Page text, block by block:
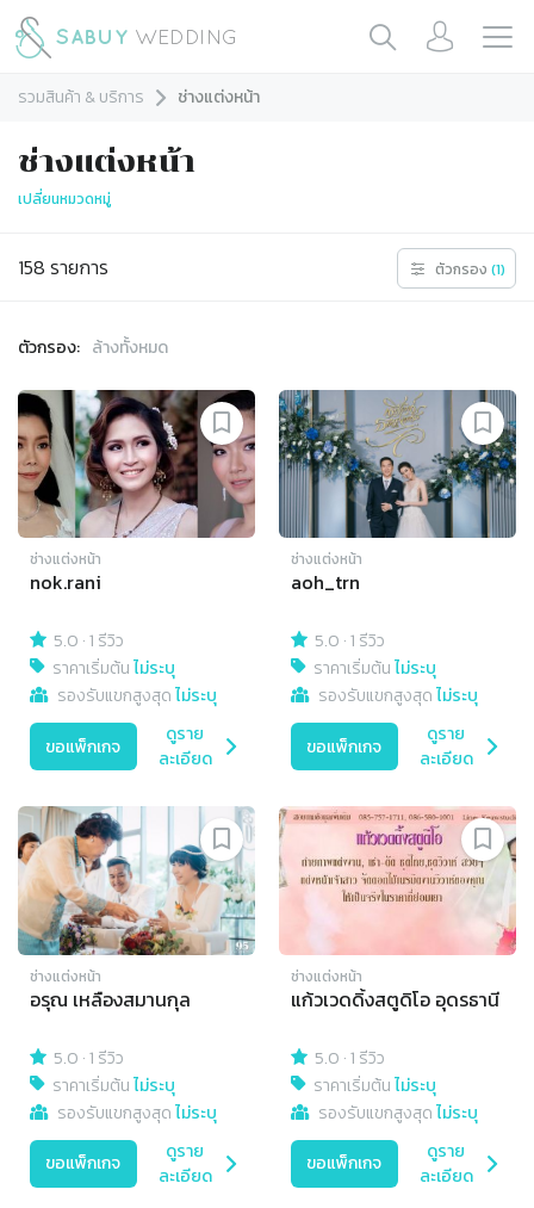
รวมสินค้า & บริการ ช่างแต่งหน้า
ช่างแต่งหน้า
เปลี่ยนหมวดหมู่
158 รายการ ตัวกรอง (1)
ตัวกรอง: ล้างทั้งหมด
ช่างแต่งหน้า
nok.rani
5.0 ·1 รีวิว
ราคาเริ่มต้นไม่ระบุ
รองรับแขกสูงสุดไม่ระบุ
ขอแพ็กเกจ
ดูราย
ละเอียด
ช่างแต่งหน้า
aoh_trn
5.0 ·1 รีวิว
ราคาเริ่มต้นไม่ระบุ
รองรับแขกสูงสุดไม่ระบุ
ขอแพ็กเกจ
ดูราย
ละเอียด
ช่างแต่งหน้า
อรุณ เหลืองสมานกุล
5.0 ·1 รีวิว
ราคาเริ่มต้นไม่ระบุ
รองรับแขกสูงสุดไม่ระบุ
ขอแพ็กเกจ
ดูราย
ละเอียด
ช่างแต่งหน้า
แก้วเวดดิ้งสตูดิโอ อุดรธานี
5.0 ·1 รีวิว
ราคาเริ่มต้นไม่ระบุ
รองรับแขกสูงสุดไม่ระบุ
ขอแพ็กเกจ
ดูราย
ละเอียด